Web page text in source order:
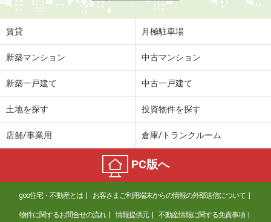
賃貸 月極駐車場
新築マンション 中古マンション
新築一戸建て 中古一戸建て
土地を探す 投資物件を探す
店舗/事業用 倉庫/トランクルーム
PC版へ
goo住宅・不動産とは お客さまご利用端末からの情報の外部送信について
物件に関するお問合せの流れ 情報提供元 不動産情報に関する免責事項